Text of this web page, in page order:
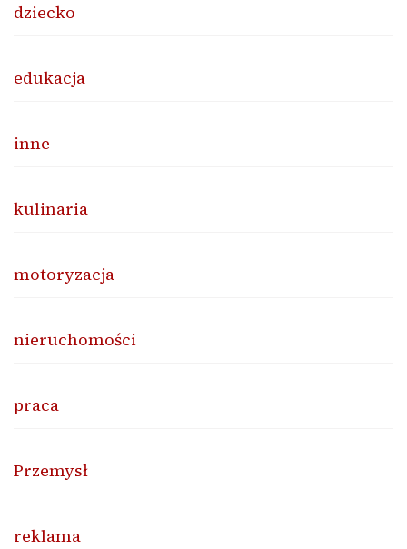
dziecko
edukacja
inne
kulinaria
motoryzacja
nieruchomości
praca
Przemysł
reklama